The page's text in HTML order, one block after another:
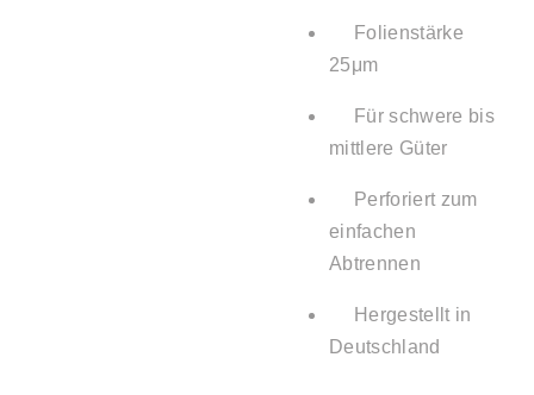
Folienstärke
25μm
Für schwere bis
mittlere Güter
Perforiert zum
einfachen
Abtrennen
Hergestellt in
Deutschland